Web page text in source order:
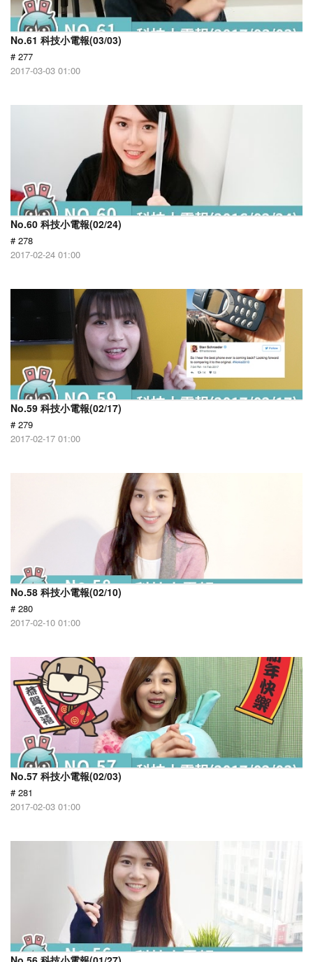
No.61 科技小電報(03/03)
# 277
2017-03-03 01:00
No.60 科技小電報(02/24)
# 278
2017-02-24 01:00
No.59 科技小電報(02/17)
# 279
2017-02-17 01:00
No.58 科技小電報(02/10)
# 280
2017-02-10 01:00
No.57 科技小電報(02/03)
# 281
2017-02-03 01:00